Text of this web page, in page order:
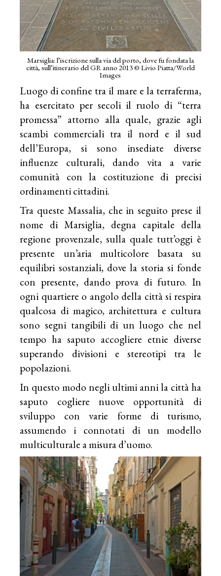
Marsiglia: l’iscrizione sulla via del porto, dove fu fondata la
città, sull’itinerario del GR anno 2013 © Livio Piatta/World
Images
Luogo di confine tra il mare e la terraferma,
ha esercitato per secoli il ruolo di “terra
promessa” attorno alla quale, grazie agli
scambi commerciali tra il nord e il sud
dell’Europa, si sono insediate diverse
influenze culturali, dando vita a varie
comunità con la costituzione di precisi
ordinamenti cittadini.
Tra queste Massalia, che in seguito prese il
nome di Marsiglia, degna capitale della
regione provenzale, sulla quale tutt’oggi è
presente un’aria multicolore basata su
equilibri sostanziali, dove la storia si fonde
con presente, dando prova di futuro. In
ogni quartiere o angolo della città si respira
qualcosa di magico, architettura e cultura
sono segni tangibili di un luogo che nel
tempo ha saputo accogliere etnie diverse
superando divisioni e stereotipi tra le
popolazioni.
In questo modo negli ultimi anni la città ha
saputo cogliere nuove opportunità di
sviluppo con varie forme di turismo,
assumendo i connotati di un modello
multiculturale a misura d’uomo.